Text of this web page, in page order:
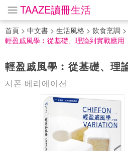
TAAZE讀冊生活
首頁 > 中文書 > 生活風格 > 飲食烹調 >
輕盈戚風學︰從基礎、理論到實戰應用
輕盈戚風學︰從基礎、理
시폰 베리에이션